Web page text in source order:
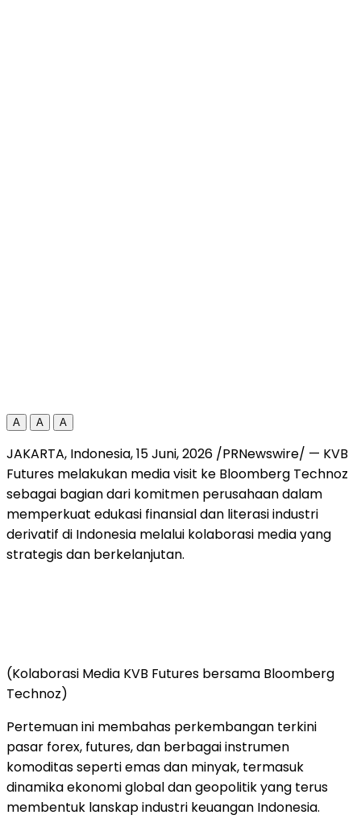
A A A
JAKARTA, Indonesia,15 Juni, 2026 /PRNewswire/ — KVB
Futures melakukan media visit ke Bloomberg Technoz
sebagai bagian dari komitmen perusahaan dalam
memperkuat edukasi finansial dan literasi industri
derivatif di Indonesia melalui kolaborasi media yang
strategis dan berkelanjutan.
(Kolaborasi Media KVB Futures bersama Bloomberg
Technoz)
Pertemuan ini membahas perkembangan terkini
pasar forex, futures, dan berbagai instrumen
komoditas seperti emas dan minyak, termasuk
dinamika ekonomi global dan geopolitik yang terus
membentuk lanskap industri keuangan Indonesia.